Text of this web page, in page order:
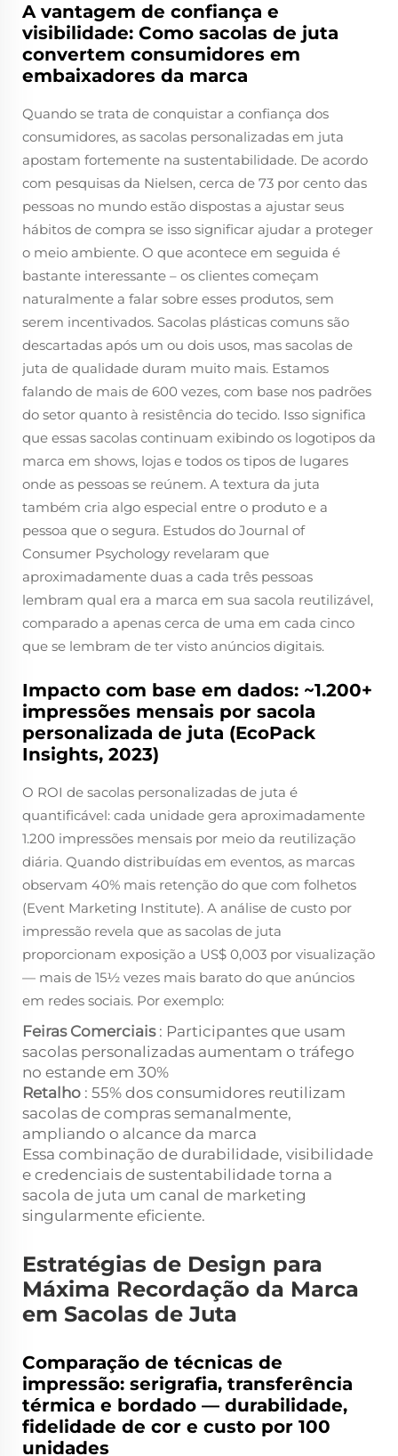
A vantagem de confiança e
visibilidade: Como sacolas de juta
convertem consumidores em
embaixadores da marca
Quando se trata de conquistar a confiança dos
consumidores, as sacolas personalizadas em juta
apostam fortemente na sustentabilidade. De acordo
com pesquisas da Nielsen, cerca de 73 por cento das
pessoas no mundo estão dispostas a ajustar seus
hábitos de compra se isso significar ajudar a proteger
o meio ambiente. O que acontece em seguida é
bastante interessante – os clientes começam
naturalmente a falar sobre esses produtos, sem
serem incentivados. Sacolas plásticas comuns são
descartadas após um ou dois usos, mas sacolas de
juta de qualidade duram muito mais. Estamos
falando de mais de 600 vezes, com base nos padrões
do setor quanto à resistência do tecido. Isso significa
que essas sacolas continuam exibindo os logotipos da
marca em shows, lojas e todos os tipos de lugares
onde as pessoas se reúnem. A textura da juta
também cria algo especial entre o produto e a
pessoa que o segura. Estudos do Journal of
Consumer Psychology revelaram que
aproximadamente duas a cada três pessoas
lembram qual era a marca em sua sacola reutilizável,
comparado a apenas cerca de uma em cada cinco
que se lembram de ter visto anúncios digitais.
Impacto com base em dados: ~1.200+
impressões mensais por sacola
personalizada de juta (EcoPack
Insights, 2023)
O ROI de sacolas personalizadas de juta é
quantificável: cada unidade gera aproximadamente
1.200 impressões mensais por meio da reutilização
diária. Quando distribuídas em eventos, as marcas
observam 40% mais retenção do que com folhetos
(Event Marketing Institute). A análise de custo por
impressão revela que as sacolas de juta
proporcionam exposição a US$ 0,003 por visualização
— mais de 15½ vezes mais barato do que anúncios
em redes sociais. Por exemplo:
Feiras Comerciais : Participantes que usam
sacolas personalizadas aumentam o tráfego
no estande em 30%
Retalho : 55% dos consumidores reutilizam
sacolas de compras semanalmente,
ampliando o alcance da marca
Essa combinação de durabilidade, visibilidade
e credenciais de sustentabilidade torna a
sacola de juta um canal de marketing
singularmente eficiente.
Estratégias de Design para
Máxima Recordação da Marca
em Sacolas de Juta
Comparação de técnicas de
impressão: serigrafia, transferência
térmica e bordado — durabilidade,
fidelidade de cor e custo por 100
unidades